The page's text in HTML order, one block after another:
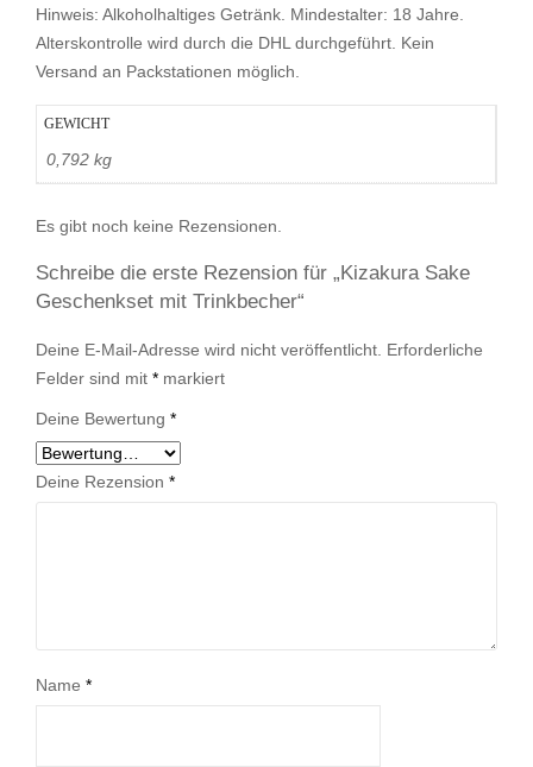
Hinweis: Alkoholhaltiges Getränk. Mindestalter: 18 Jahre.
Alterskontrolle wird durch die DHL durchgeführt. Kein
Versand an Packstationen möglich.
GEWICHT
0,792 kg
Es gibt noch keine Rezensionen.
Schreibe die erste Rezension für „Kizakura Sake
Geschenkset mit Trinkbecher“
Deine E-Mail-Adresse wird nicht veröffentlicht. Erforderliche
Felder sind mit * markiert
Deine Bewertung *
Deine Rezension *
Name *